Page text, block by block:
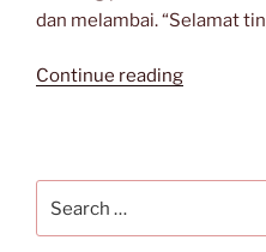
dan melambai. “Selamat
Continue reading“Menit-
for: